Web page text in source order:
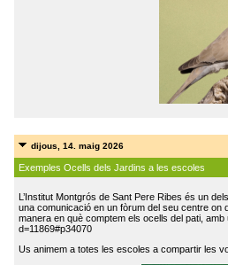
dijous, 14. maig 2026
Exemples Ocells dels Jardins a les escoles
L’Institut Montgrós de Sant Pere Ribes és un
una comunicació en un fòrum del seu centre on
manera en què comptem els ocells del pati,
d=11869#p34070
Us animem a totes les escoles a compartir les